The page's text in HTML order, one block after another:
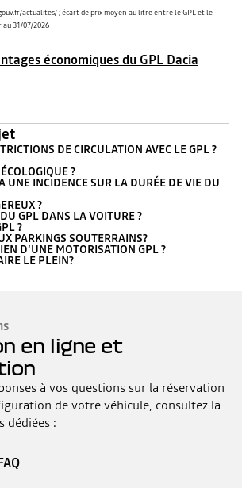
actualites/ ; écart de prix moyen au litre entre le GPL et le
au 31/07/2026
économiques du GPL Dacia
DE CIRCULATION AVEC LE GPL ?
?
UNE INCIDENCE SUR LA DURÉE DE VIE DU
?
GPL DANS LA VOITURE ?
?
PARKINGS SOUTERRAINS?
D’UNE MOTORISATION GPL ?
LE PLEIN?
en ligne et
à vos questions sur la réservation
de votre véhicule, consultez la
dédiées :